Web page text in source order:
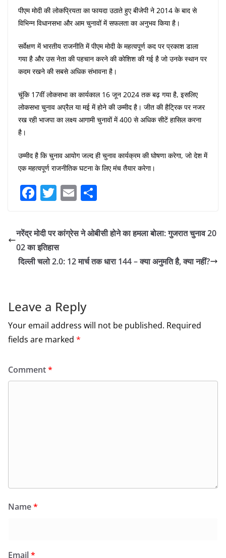
पीएम मोदी की लोकप्रियता का फायदा उठाते हुए बीजेपी ने 2014 के बाद से
विभिन्न विधानसभा और आम चुनावों में सफलता का अनुभव किया है।
सर्वेक्षण में भारतीय राजनीति में पीएम मोदी के महत्वपूर्ण कद पर प्रकाश डाला
गया है और उस नेता की पहचान करने की कोशिश की गई है जो उनके स्थान पर
कदम रखने की सबसे अधिक संभावना है।
चूंकि 17वीं लोकसभा का कार्यकाल 16 जून 2024 तक बढ़ गया है, इसलिए
लोकसभा चुनाव अप्रैल या मई में होने की उम्मीद है। जीत की हैट्रिक पर नजर
रख रही भाजपा का लक्ष्य आगामी चुनावों में 400 से अधिक सीटें हासिल करना
है।
उम्मीद है कि चुनाव आयोग जल्द ही चुनाव कार्यक्रम की घोषणा करेगा, जो देश में
एक महत्वपूर्ण राजनीतिक घटना के लिए मंच तैयार करेगा।
F
c
e
b
k
T
itt
er
E
ai
l
ar
e
नरेंद्र मोदी पर कांग्रेस ने ओबीसी होने का हमला बोला: गुजरात चुनाव 20
02 का इतिहास
दिल्ली चलो 2.0: 12 मार्च तक धारा 144 – क्या अनुमति है, क्या नहीं?
Leave a Reply
Your email address will not be published. Required
fields are marked *
Comment*
Name*
Email*